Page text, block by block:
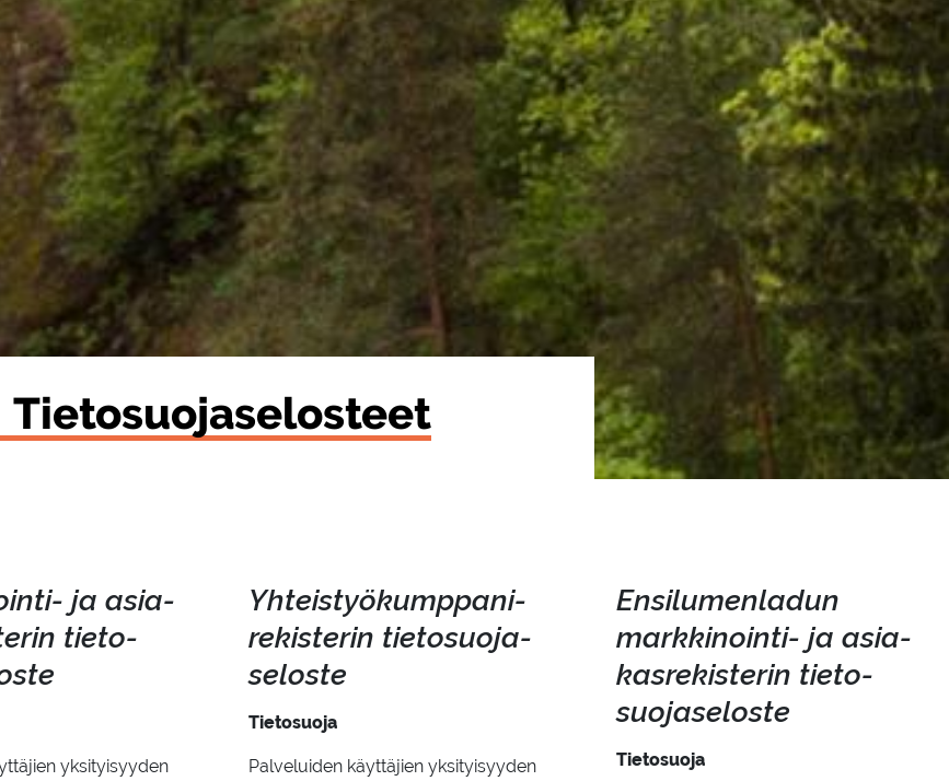
Tie­to­suo­ja­se­los­teet
ja asia­
tie­to­
yksityisyyden
Yh­teis­työ­kump­pa­ni­
re­kis­te­rin tie­to­suo­ja­
se­los­te
Tietosuoja
Palveluiden käyttäjien yksityisyyden
En­si­lu­men­la­dun
markkinointi-​ ja asia­
kas­re­kis­te­rin tie­to­
suo­ja­se­los­te
Tietosuoja